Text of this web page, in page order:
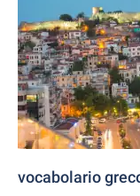
vocabolario